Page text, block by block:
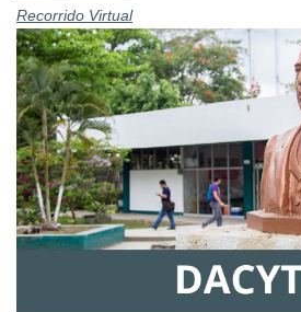
Recorrido Virtual